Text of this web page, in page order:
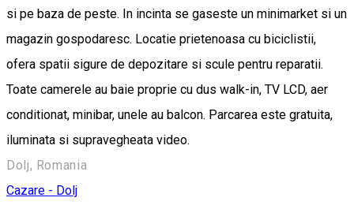
si pe baza de peste. In incinta se gaseste un minimarket si un
magazin gospodaresc. Locatie prietenoasa cu biciclistii,
ofera spatii sigure de depozitare si scule pentru reparatii.
Toate camerele au baie proprie cu dus walk-in, TV LCD, aer
conditionat, minibar, unele au balcon. Parcarea este gratuita,
iluminata si supravegheata video.
Dolj, Romania
Cazare - Dolj